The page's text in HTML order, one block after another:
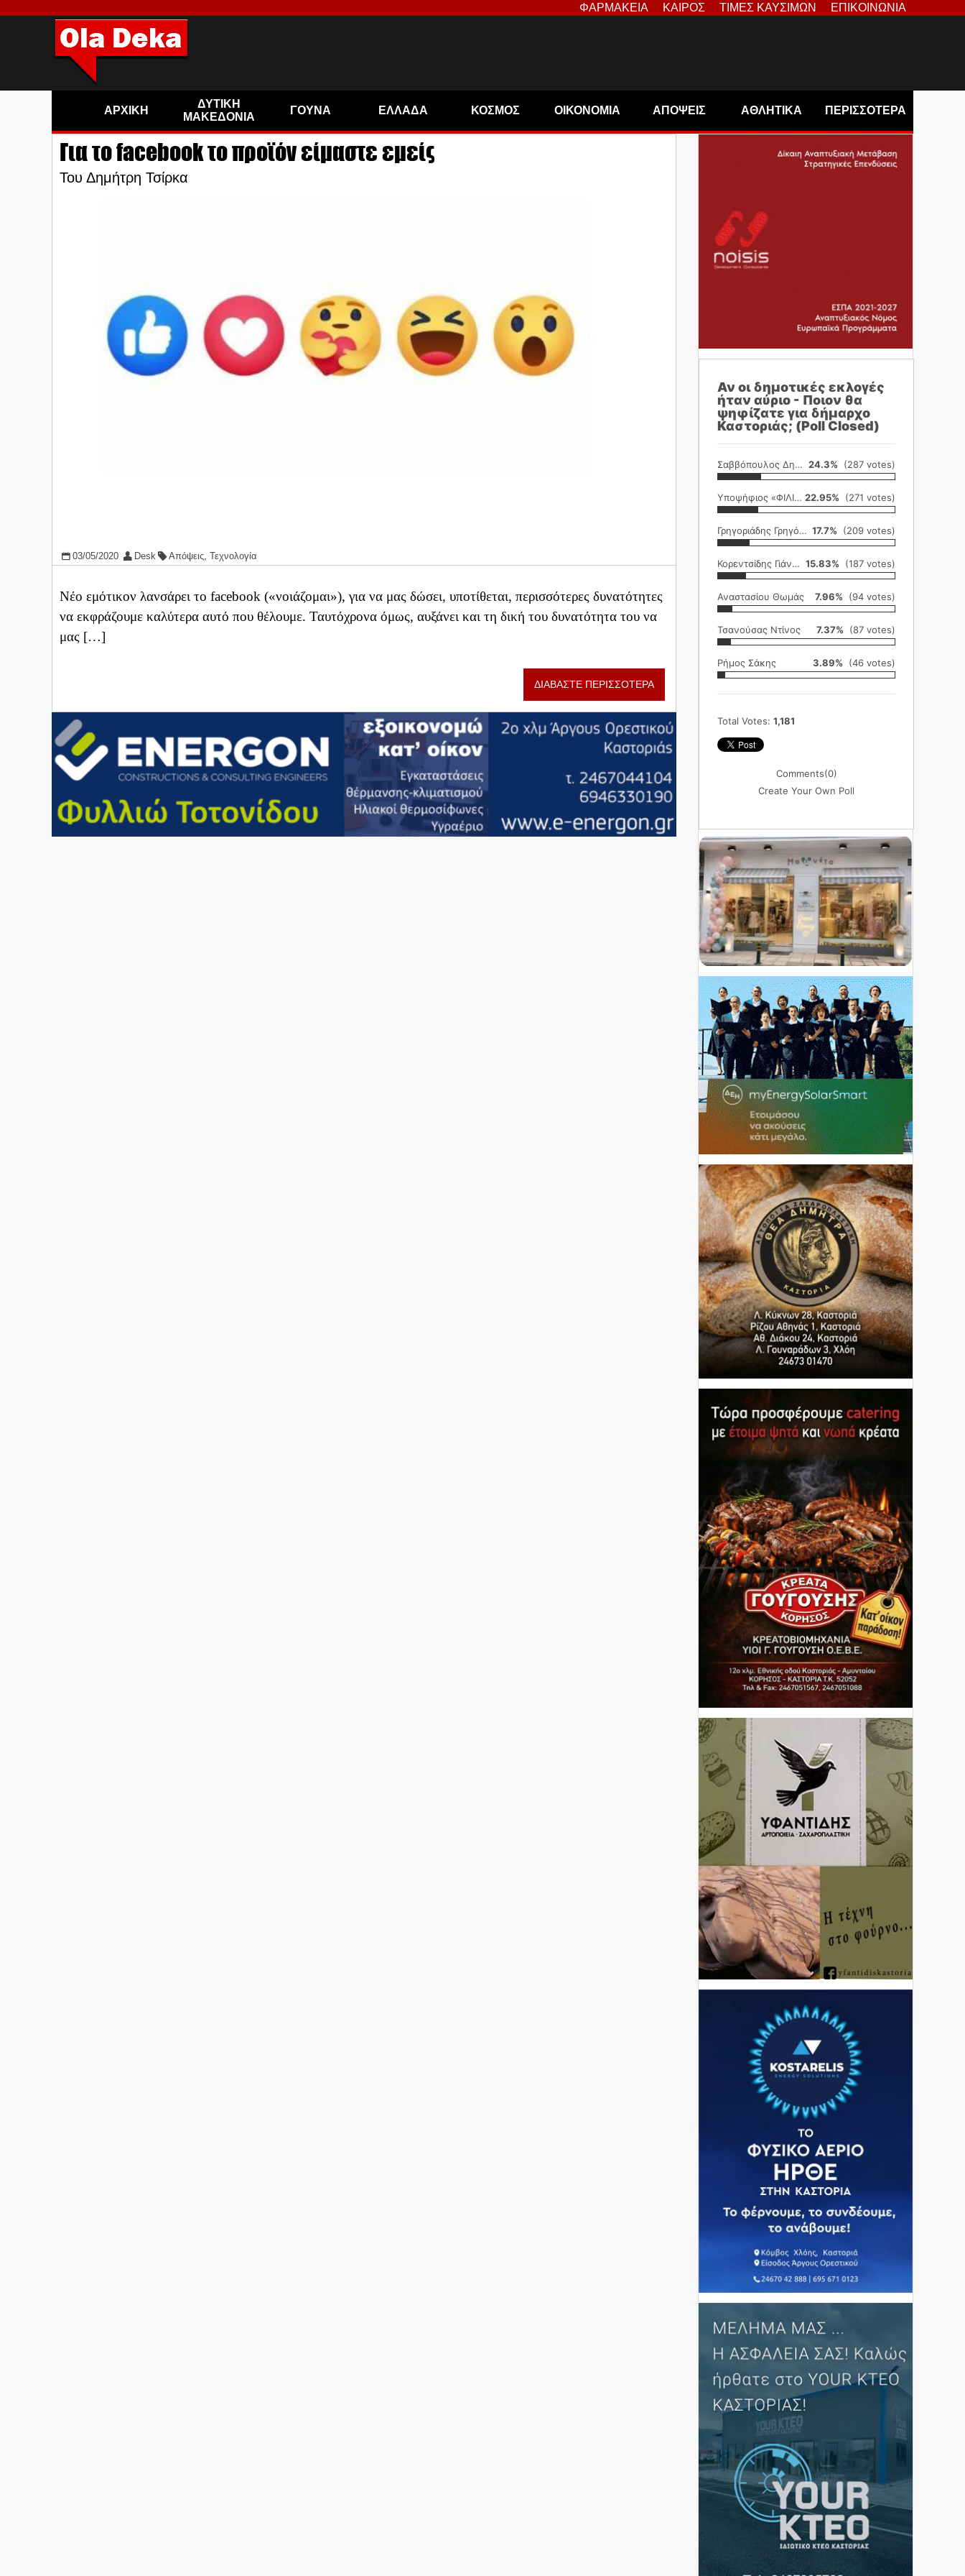
ΦΑΡΜΑΚΕΙΑ ΚΑΙΡΟΣ ΤΙΜΕΣ ΚΑΥΣΙΜΩΝ ΕΠΙΚΟΙΝΩΝΙΑ
ΑΡΧΙΚΗ
ΔΥΤΙΚΗ
ΜΑΚΕΔΟΝΙΑ
ΓΟΥΝΑ ΕΛΛΑΔΑ ΚΟΣΜΟΣ ΟΙΚΟΝΟΜΙΑ ΑΠΟΨΕΙΣ ΑΘΛΗΤΙΚΑ ΠΕΡΙΣΣΟΤΕΡΑ
Για το facebook το προϊόν είμαστε εμείς
Του Δημήτρη Τσίρκα
03/05/2020 Desk Απόψεις, Τεχνολογία
Νέο εμότικον λανσάρει το facebook («νοιάζομαι»), για να μας δώσει, υποτίθεται, περισσότερες δυνατότητες
να εκφράζουμε καλύτερα αυτό που θέλουμε. Ταυτόχρονα όμως, αυξάνει και τη δική του δυνατότητα του να
μας […]
ΔΙΑΒΑΣΤΕ ΠΕΡΙΣΣΟΤΕΡΑ
Αν οι δημοτικές εκλογές
ήταν αύριο - Ποιον θα
ψηφίζατε για δήμαρχο
Καστοριάς; (Poll Closed)
Σαββόπουλος Δημήτρης 24.3% (287 votes)
Υποψήφιος «ΦΙΛΙΚΗ ΕΤΑΙΡΕΙΑ» 22.95% (271 votes)
Γρηγοριάδης Γρηγόρης 17.7% (209 votes)
Κορεντσίδης Γιάννης 15.83% (187 votes)
Αναστασίου Θωμάς 7.96% (94 votes)
Τσανούσας Ντίνος 7.37% (87 votes)
Ρήμος Σάκης 3.89% (46 votes)
Total Votes: 1,181
Comments(0)
Create Your Own Poll